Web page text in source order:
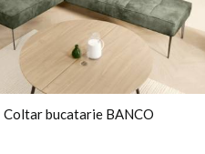
Coltar bucatarie BANCO